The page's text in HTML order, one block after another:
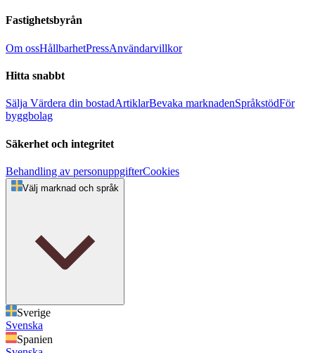
Fastighetsbyrån
Om ossHållbarhetPressAnvändarvillkor
Hitta snabbt
Sälja Värdera din bostadArtiklarBevaka marknadenSpråkstödFör
byggbolag
Säkerhet och integritet
Behandling av personuppgifterCookies
Välj marknad och språk
Sverige
Svenska
Spanien